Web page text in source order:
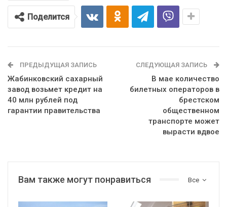
Поделится
ПРЕДЫДУЩАЯ ЗАПИСЬ
Жабинковский сахарный
завод возьмет кредит на
40 млн рублей под
гарантии правительства
СЛЕДУЮЩАЯ ЗАПИСЬ
В мае количество
билетных операторов в
брестском
общественном
транспорте может
вырасти вдвое
Все
Вам также могут понравиться